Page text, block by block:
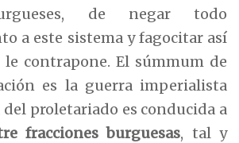
de negar todo
a este sistema y fagocitar así
contrapone. El súmmum de
es la guerra imperialista
proletariado es conducida a
fracciones burguesas, tal y